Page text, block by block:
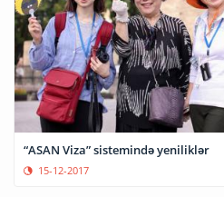
“ASAN Viza” sistemində yeniliklər
15-12-2017